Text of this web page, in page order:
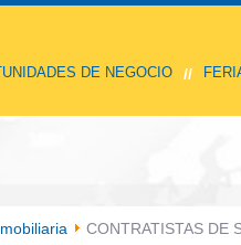
DE NEGOCIO //
CONTRATISTAS DE